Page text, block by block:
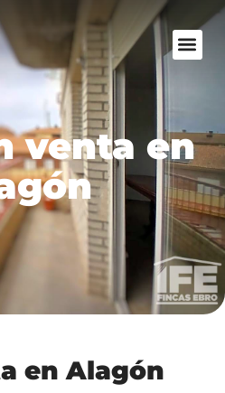
venta en
en Alagón